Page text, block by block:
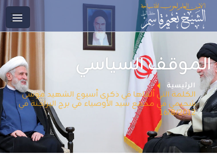
الموقف السياسي
الرئيسية
الكلمة التي ألقاها في ذكرى أسبوع الشهيد موسى
شحيمي في مجمع سيد الأوصياء في برج البراجنة في
16/8/2012